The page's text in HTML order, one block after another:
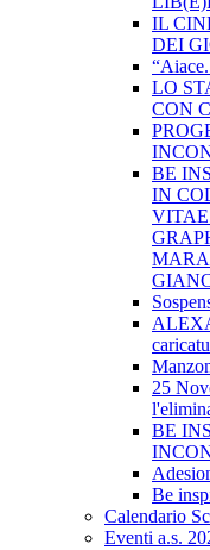
IL
DEI
LO
CON
BE
IN
25
BE
Be
Calendario
Eventi a.s.